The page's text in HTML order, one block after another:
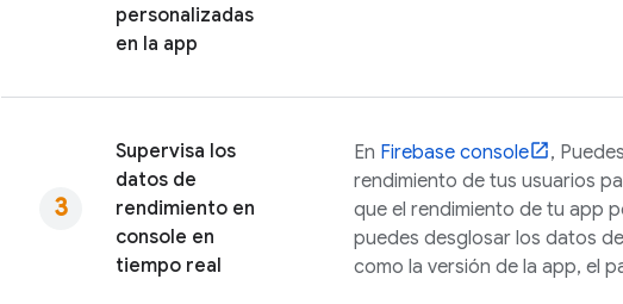
personalizadas
en la app
Supervisa los
datos de
rendimiento en
console en
tiempo real
En Firebase console
,
rendimiento de tus usuarios
que el rendimiento de tu app
puedes desglosar los datos
como la versión de la app, el